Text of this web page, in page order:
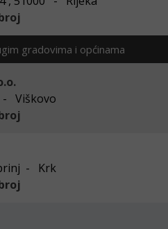
gradovima i općinama
- Viškovo
- Krk